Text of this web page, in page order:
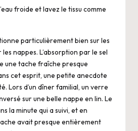
froide et lavez le tissu comme
particulièrement bien sur les
nappes. L’absorption par le sel
une tache fraîche presque
cet esprit, une petite anecdote
Lors d’un dîner familial, un verre
sur une belle nappe en lin. Le
la minute qui a suivi, et en
avait presque entièrement